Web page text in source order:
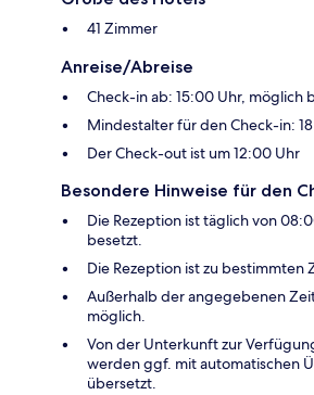
41 Zimmer
Anreise/Abreise
Check-in ab: 15:00 Uhr, möglich
Mindestalter für den Check-in:
Der Check-out ist um 12:00 Uhr
Besondere Hinweise für den
Die Rezeption ist täglich von
besetzt.
Die Rezeption ist zu bestimmten
Außerhalb der angegebenen
möglich.
Von der Unterkunft zur
werden ggf. mit automatischen
übersetzt.